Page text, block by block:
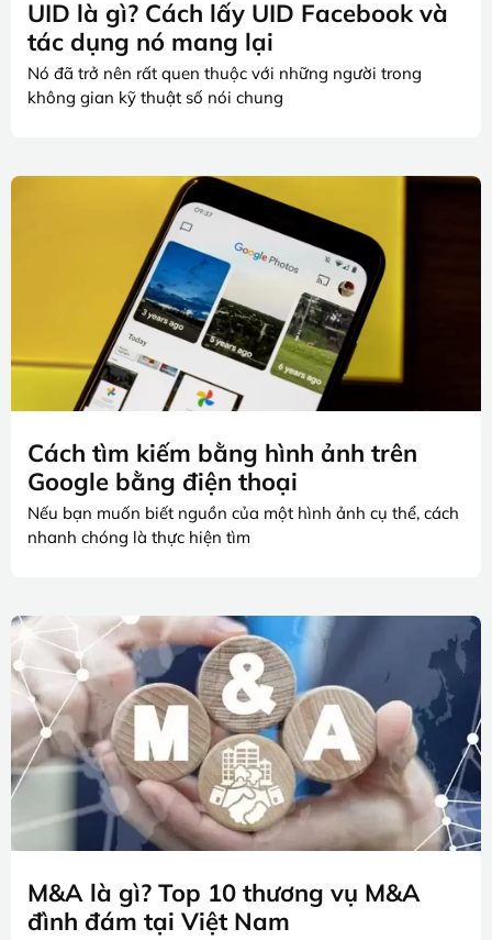
UID là gì? Cách lấy UID Facebook và
tác dụng nó mang lại
Nó đã trở nên rất quen thuộc với những người trong
không gian kỹ thuật số nói chung
Cách tìm kiếm bằng hình ảnh trên
Google bằng điện thoại
Nếu bạn muốn biết nguồn của một hình ảnh cụ thể, cách
nhanh chóng là thực hiện tìm
M&A là gì? Top 10 thương vụ M&A
đình đám tại Việt Nam